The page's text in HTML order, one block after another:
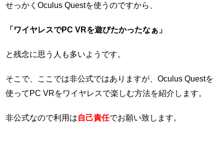
せっかくOculus Questを使うのですから、
「ワイヤレスでPC VRを遊びたかったなぁ」
と残念に思う人も多いようです。
そこで、ここでは非公式ではありますが、Oculus Questを
使ってPC VRをワイヤレスで楽しむ方法を紹介します。
非公式なので利用は自己責任でお願い致します。